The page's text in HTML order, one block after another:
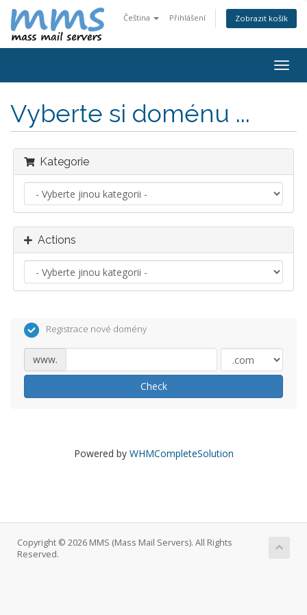
Čeština Přihlášení Zobrazit košík
Vyberte si doménu ...
Kategorie
Actions
Registrace nové domény
www.
Check
Powered by WHMCompleteSolution
Copyright © 2026 MMS (Mass Mail Servers). All Rights
Reserved.